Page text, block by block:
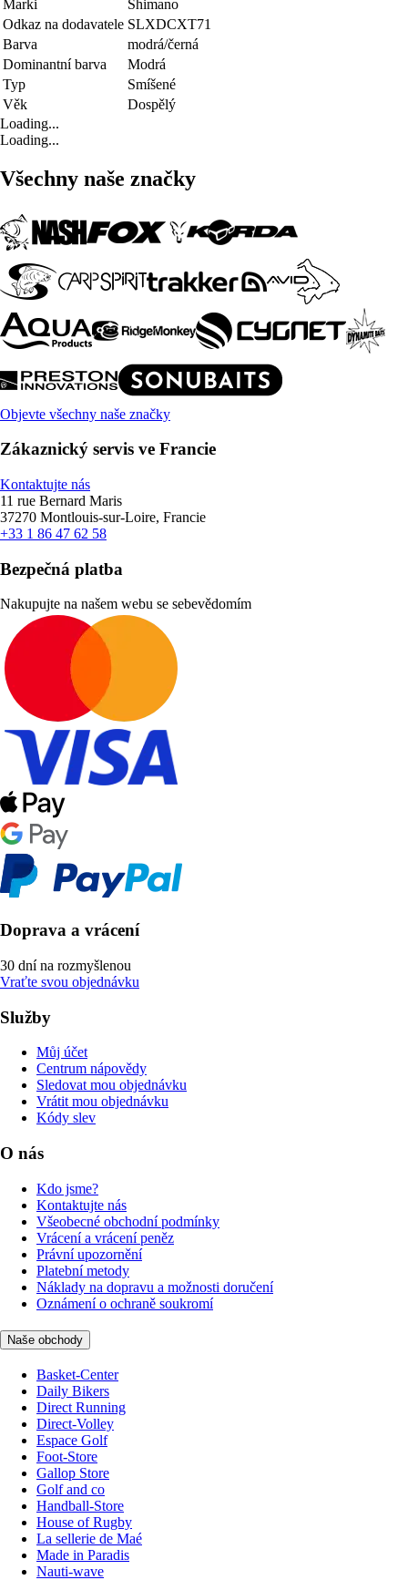
Marki
Shimano
Odkaz na dodavatele SLXDCXT71
Barva
modrá/černá
Dominantní barva
Modrá
Typ
Smíšené
Věk
Dospělý
Loading...
Loading...
Všechny naše značky
Objevte všechny naše značky
Zákaznický servis ve Francie
Kontaktujte nás
11 rue Bernard Maris
37270 Montlouis-sur-Loire, Francie
+33 1 86 47 62 58
Bezpečná platba
Nakupujte na našem webu se sebevědomím
Doprava a vrácení
30 dní na rozmyšlenou
Vraťte svou objednávku
Služby
Můj účet
Centrum nápovědy
Sledovat mou objednávku
Vrátit mou objednávku
Kódy slev
O nás
Kdo jsme?
Kontaktujte nás
Všeobecné obchodní podmínky
Vrácení a vrácení peněz
Právní upozornění
Platební metody
Náklady na dopravu a možnosti doručení
Oznámení o ochraně soukromí
Naše obchody
Basket-Center
Daily Bikers
Direct Running
Direct-Volley
Espace Golf
Foot-Store
Gallop Store
Golf and co
Handball-Store
House of Rugby
La sellerie de Maé
Made in Paradis
Nauti-wave